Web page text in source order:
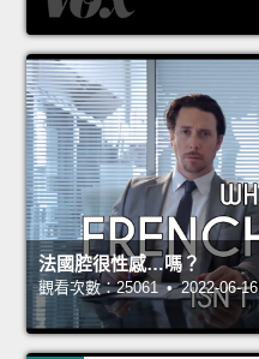
法國腔很性感…嗎？
觀看次數：25061 • 2022-06-16